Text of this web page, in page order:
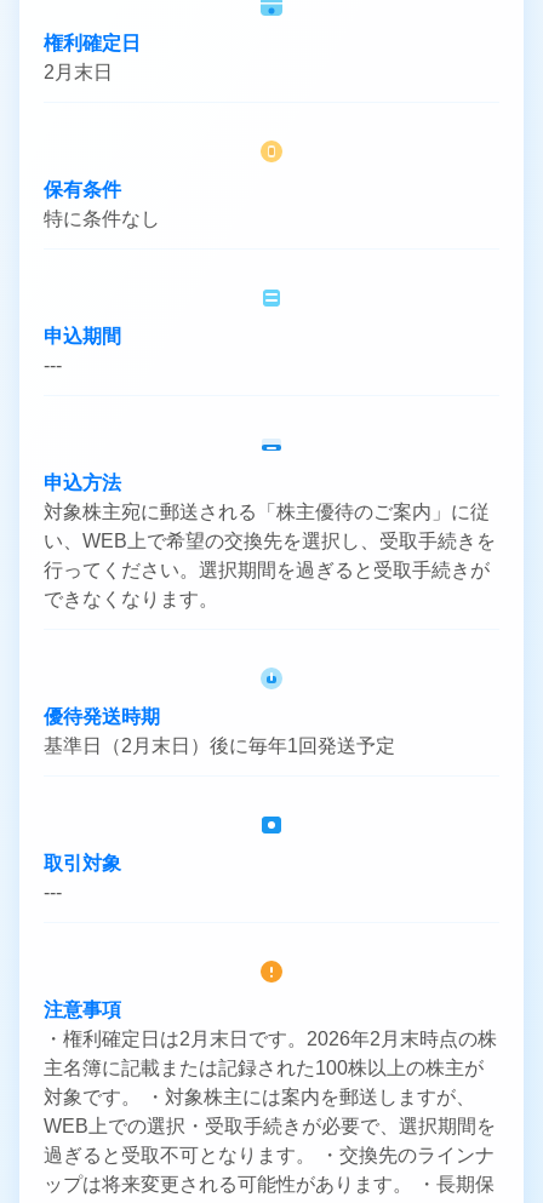
権利確定日
2月末日
保有条件
特に条件なし
申込期間
---
申込方法
対象株主宛に郵送される「株主優待のご案内」に従
い、WEB上で希望の交換先を選択し、受取手続きを
行ってください。選択期間を過ぎると受取手続きが
できなくなります。
優待発送時期
基準日（2月末日）後に毎年1回発送予定
取引対象
---
注意事項
・権利確定日は2月末日です。2026年2月末時点の株
主名簿に記載または記録された100株以上の株主が
対象です。 ・対象株主には案内を郵送しますが、
WEB上での選択・受取手続きが必要で、選択期間を
過ぎると受取不可となります。 ・交換先のラインナ
ップは将来変更される可能性があります。 ・長期保